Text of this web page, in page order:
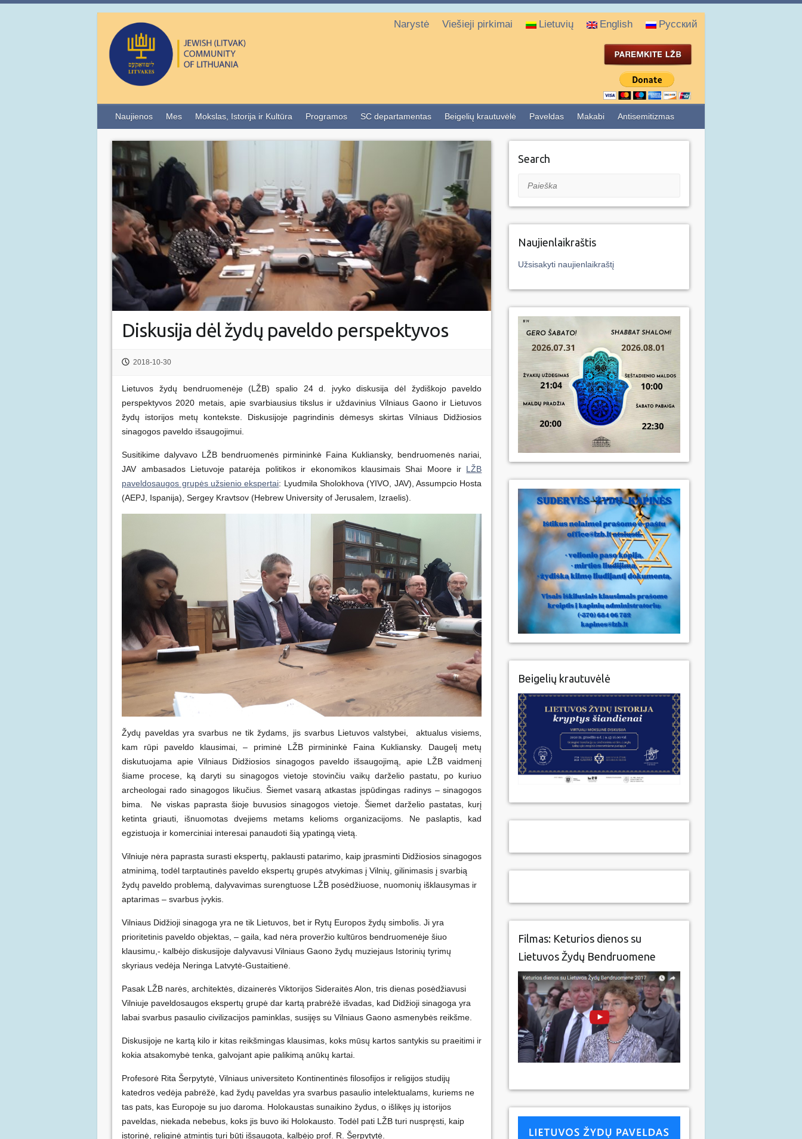
Narystė Viešieji pirkimai Lietuvių English Русский
Naujienos Mes Mokslas, Istorija ir Kultūra Programos SC departamentas Beigelių krautuvėlė Paveldas Makabi Antisemitizmas
Diskusija dėl žydų paveldo perspektyvos
2018-10-30
Lietuvos žydų bendruomenėje (LŽB) spalio 24 d. įvyko diskusija dėl žydiškojo paveldo
perspektyvos 2020 metais, apie svarbiausius tikslus ir uždavinius Vilniaus Gaono ir Lietuvos
žydų istorijos metų kontekste. Diskusijoje pagrindinis dėmesys skirtas Vilniaus Didžiosios
sinagogos paveldo išsaugojimui.
Susitikime dalyvavo LŽB bendruomenės pirmininkė Faina Kukliansky, bendruomenės nariai,
JAV ambasados Lietuvoje patarėja politikos ir ekonomikos klausimais Shai Moore ir LŽB
paveldosaugos grupės užsienio ekspertai: Lyudmila Sholokhova (YIVO, JAV), Assumpcio Hosta
(AEPJ, Ispanija), Sergey Kravtsov (Hebrew University of Jerusalem, Izraelis).
Žydų paveldas yra svarbus ne tik žydams, jis svarbus Lietuvos valstybei, aktualus visiems,
kam rūpi paveldo klausimai, – priminė LŽB pirmininkė Faina Kukliansky. Daugelį metų
diskutuojama apie Vilniaus Didžiosios sinagogos paveldo išsaugojimą, apie LŽB vaidmenį
šiame procese, ką daryti su sinagogos vietoje stovinčiu vaikų darželio pastatu, po kuriuo
archeologai rado sinagogos likučius. Šiemet vasarą atkastas įspūdingas radinys – sinagogos
bima. Ne viskas paprasta šioje buvusios sinagogos vietoje. Šiemet darželio pastatas, kurį
ketinta griauti, išnuomotas dvejiems metams kelioms organizacijoms. Ne paslaptis, kad
egzistuoja ir komerciniai interesai panaudoti šią ypatingą vietą.
Vilniuje nėra paprasta surasti ekspertų, paklausti patarimo, kaip įprasminti Didžiosios sinagogos
atminimą, todėl tarptautinės paveldo ekspertų grupės atvykimas į Vilnių, gilinimasis į svarbią
žydų paveldo problemą, dalyvavimas surengtuose LŽB posėdžiuose, nuomonių išklausymas ir
aptarimas – svarbus įvykis.
Vilniaus Didžioji sinagoga yra ne tik Lietuvos, bet ir Rytų Europos žydų simbolis. Ji yra
prioritetinis paveldo objektas, – gaila, kad nėra proveržio kultūros bendruomenėje šiuo
klausimu,- kalbėjo diskusijoje dalyvavusi Vilniaus Gaono žydų muziejaus Istorinių tyrimų
skyriaus vedėja Neringa Latvytė-Gustaitienė.
Pasak LŽB narės, architektės, dizainerės Viktorijos Sideraitės Alon, tris dienas posėdžiavusi
Vilniuje paveldosaugos ekspertų grupė dar kartą prabrėžė išvadas, kad Didžioji sinagoga yra
labai svarbus pasaulio civilizacijos paminklas, susijęs su Vilniaus Gaono asmenybės reikšme.
Diskusijoje ne kartą kilo ir kitas reikšmingas klausimas, koks mūsų kartos santykis su praeitimi ir
kokia atsakomybė tenka, galvojant apie palikimą anūkų kartai.
Profesorė Rita Šerpytytė, Vilniaus universiteto Kontinentinės filosofijos ir religijos studijų
katedros vedėja pabrėžė, kad žydų paveldas yra svarbus pasaulio intelektualams, kuriems ne
tas pats, kas Europoje su juo daroma. Holokaustas sunaikino žydus, o išlikęs jų istorijos
paveldas, niekada nebebus, koks jis buvo iki Holokausto. Todėl pati LŽB turi nuspręsti, kaip
istorinė, religinė atmintis turi būti išsaugota, kalbėjo prof. R. Šerpytytė.
Search
Paieška
Naujienlaikraštis
Užsisakyti naujienlaikraštį
Beigelių krautuvėlė
Filmas: Keturios dienos su
Lietuvos Žydų Bendruomene